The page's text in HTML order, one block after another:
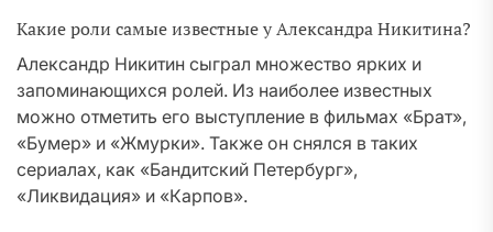
Какие роли самые известные у Александра Никитина?
Александр Никитин сыграл множество ярких и
запоминающихся ролей. Из наиболее известных
можно отметить его выступление в фильмах «Брат»,
«Бумер» и «Жмурки». Также он снялся в таких
сериалах, как «Бандитский Петербург»,
«Ликвидация» и «Карпов».